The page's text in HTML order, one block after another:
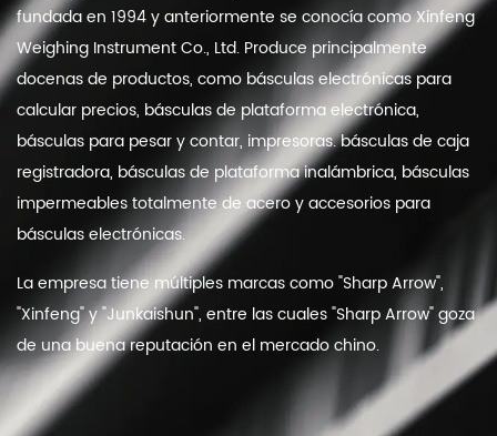
fundada en 1994 y anteriormente se conocía como Xinfeng
Weighing Instrument Co., Ltd. Produce principalmente
docenas de productos, como básculas electrónicas para
calcular precios, básculas de plataforma electrónica,
básculas para pesar y contar, impresoras. básculas de caja
registradora, básculas de plataforma inalámbrica, básculas
impermeables totalmente de acero y accesorios para
básculas electrónicas.
La empresa tiene múltiples marcas como "Sharp Arrow",
"Xinfeng" y "Junkaishun", entre las cuales "Sharp Arrow" goza
de una buena reputación en el mercado chino.